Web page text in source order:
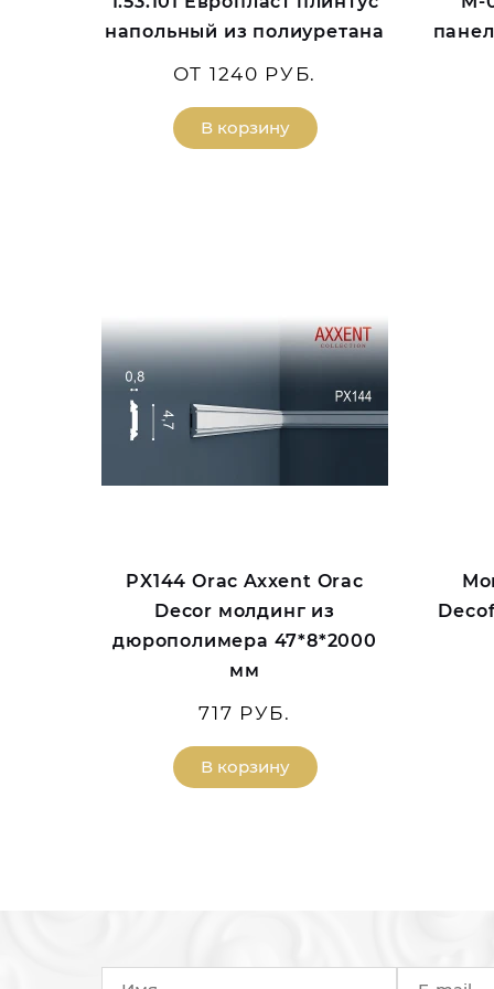
напольный из полиуретана
ОТ 1240 РУБ.
В корзину
PX144 Orac Axxent Orac
Decor молдинг из
дюрополимера 47*8*2000
мм
717 РУБ.
В корзину